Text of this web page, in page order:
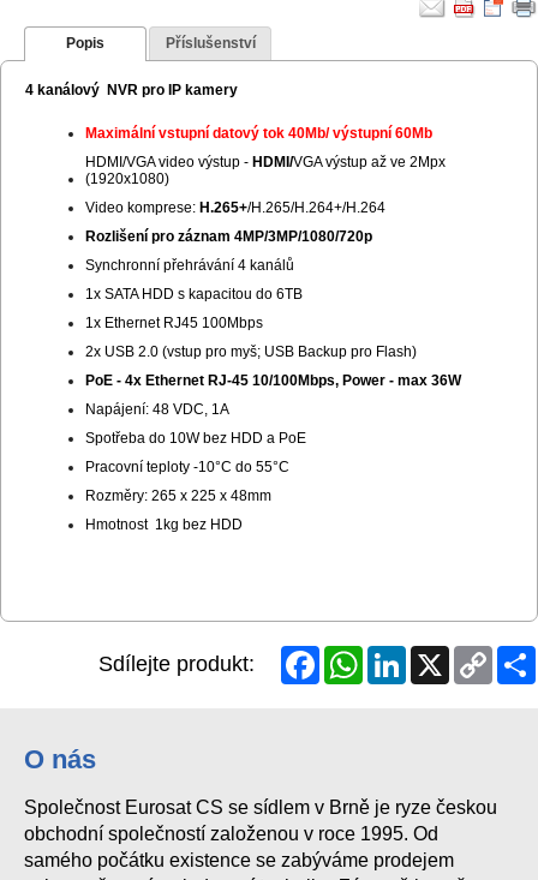
Popis Příslušenství
4 kanálový NVR pro IP kamery
Maximální vstupní datový tok 40Mb/ výstupní 60Mb
HDMI/VGA video výstup - HDMI/VGA výstup až ve 2Mpx
(1920x1080)
Video komprese: H.265+/H.265/H.264+/H.264
Rozlišení pro záznam 4MP/3MP/1080/720p
Synchronní přehrávání 4 kanálů
1x SATA HDD s kapacitou do 6TB
1x Ethernet RJ45 100Mbps
2x USB 2.0 (vstup pro myš; USB Backup pro Flash)
PoE - 4x Ethernet RJ-45 10/100Mbps, Power - max 36W
Napájení: 48 VDC, 1A
Spotřeba do 10W bez HDD a PoE
Pracovní teploty -10°C do 55°C
Rozměry: 265 x 225 x 48mm
Hmotnost 1kg bez HDD
Sdílejte produkt: FacebookWhatsAppLinkedInX
Copy
Link
O nás
Společnost Eurosat CS se sídlem v Brně je ryze českou
obchodní společností založenou v roce 1995. Od
samého počátku existence se zabýváme prodejem